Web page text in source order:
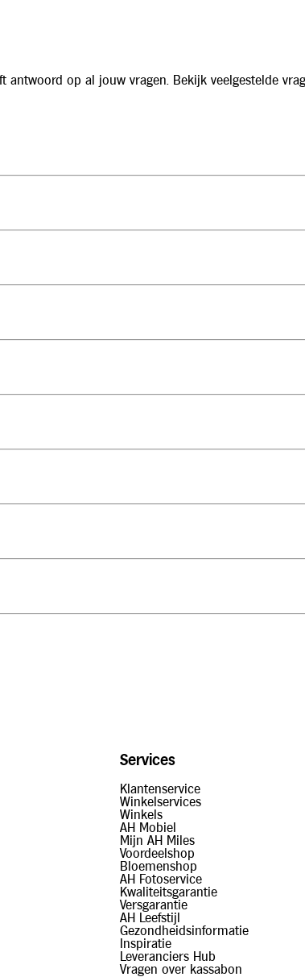
op al jouw vragen. Bekijk veelgestelde
Services
Klantenservice
Winkelservices
Winkels
AH Mobiel
Mijn AH Miles
Voordeelshop
Bloemenshop
AH Fotoservice
Kwaliteitsgarantie
Versgarantie
AH Leefstijl
Gezondheidsinformatie
Inspiratie
Leveranciers Hub
Vragen over kassabon